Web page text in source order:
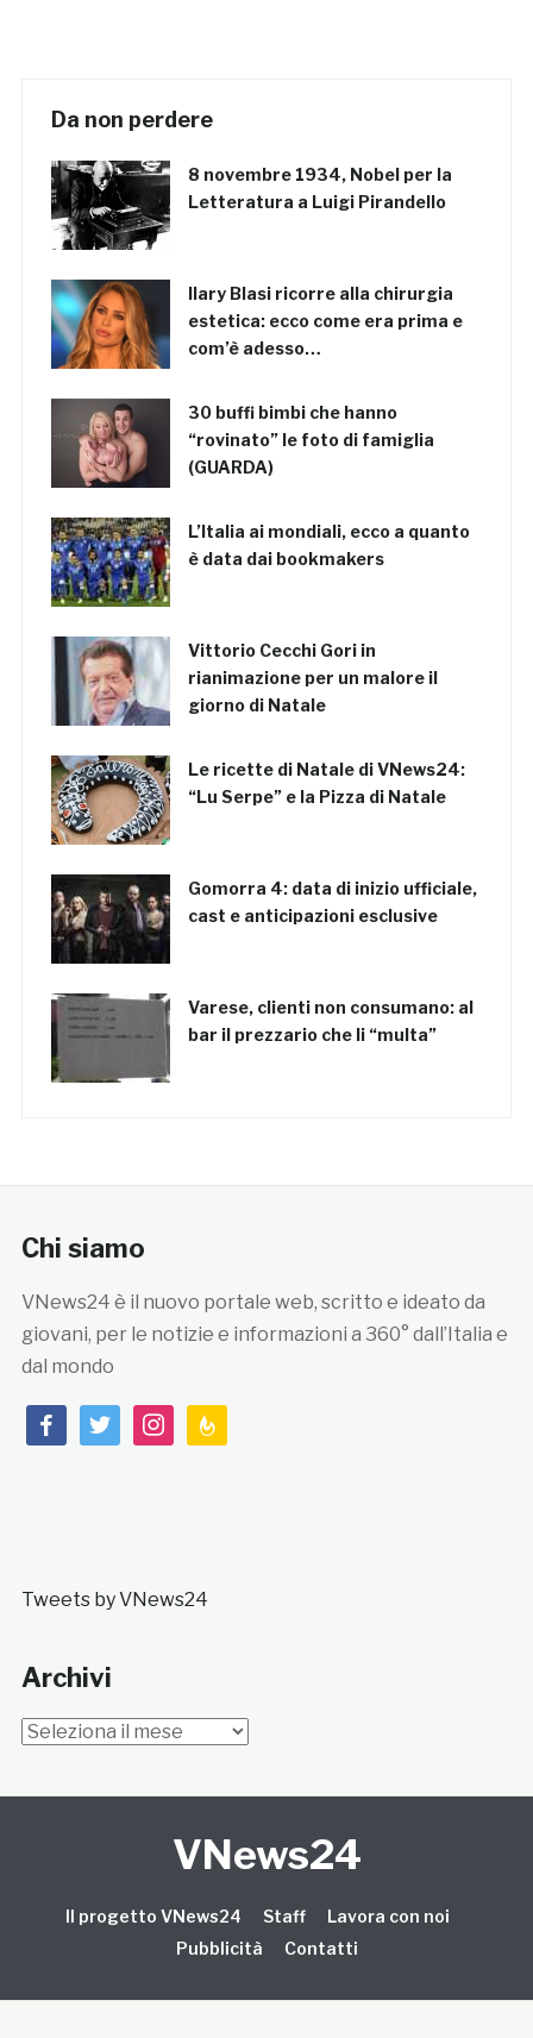
Da non perdere
8 novembre 1934, Nobel per la
Letteratura a Luigi Pirandello
Ilary Blasi ricorre alla chirurgia
estetica: ecco come era prima e
com’è adesso…
30 buffi bimbi che hanno
“rovinato” le foto di famiglia
(GUARDA)
L’Italia ai mondiali, ecco a quanto
è data dai bookmakers
Vittorio Cecchi Gori in
rianimazione per un malore il
giorno di Natale
Le ricette di Natale di VNews24:
“Lu Serpe” e la Pizza di Natale
Gomorra 4: data di inizio ufficiale,
cast e anticipazioni esclusive
Varese, clienti non consumano: al
bar il prezzario che li “multa”
Chi siamo
VNews24 è il nuovo portale web, scritto e ideato da
giovani, per le notizie e informazioni a 360° dall’Italia e
dal mondo
facebooktwitterinstagramfeedburner
Tweets by VNews24
Archivi
Archivi
VNews24
Il progetto VNews24 Staff
Lavora con noi
Pubblicità
Contatti